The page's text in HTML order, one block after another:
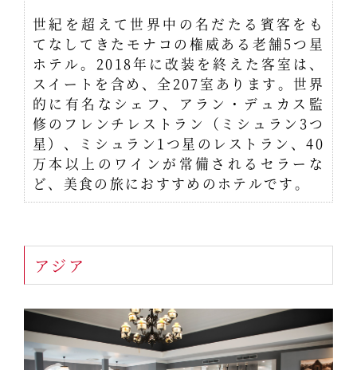
世紀を超えて世界中の名だたる賓客をも
てなしてきたモナコの権威ある老舗5つ星
ホテル。2018年に改装を終えた客室は、
スイートを含め、全207室あります。世界
的に有名なシェフ、アラン・デュカス監
修のフレンチレストラン（ミシュラン3つ
星）、ミシュラン1つ星のレストラン、40
万本以上のワインが常備されるセラーな
ど、美食の旅におすすめのホテルです。
アジア